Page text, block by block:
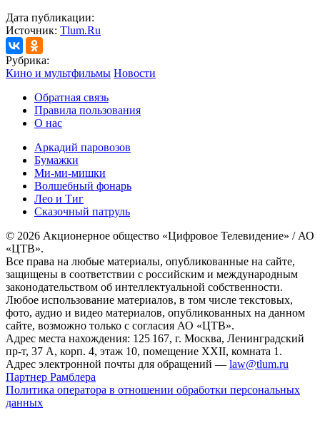
Дата публикации:
Источник: Tlum.Ru
Рубрика:
Кино и мультфильмы Новости
Обратная связь
Правила пользования
О нас
Аркадий паровозов
Бумажки
Ми-ми-мишки
Волшебный фонарь
Лео и Тиг
Сказочный патруль
© 2026 Акционерное общество «Цифровое Телевидение» / АО
«ЦТВ».
Все права на любые материалы, опубликованные на сайте,
защищены в соответствии с российским и международным
законодательством об интеллектуальной собственности.
Любое использование материалов, в том числе текстовых,
фото, аудио и видео материалов, опубликованных на данном
сайте, возможно только с согласия АО «ЦТВ».
Адрес места нахождения: 125 167, г. Москва, Ленинградский
пр-т, 37 А, корп. 4, этаж 10, помещение XXII, комната 1.
Адрес электронной почты для обращений — law@tlum.ru
Партнер Рамблера
Политика оператора в отношении обработки персональных
данных